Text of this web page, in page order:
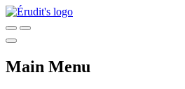
Main Menu